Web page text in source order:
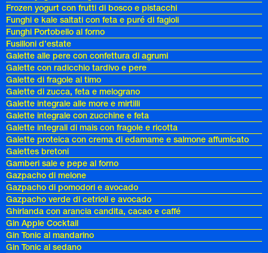
Frozen yogurt con frutti di bosco e pistacchi
Funghi e kale saltati con feta e puré di fagioli
Funghi Portobello al forno
Fusilloni d’estate
Galette alle pere con confettura di agrumi
Galette con radicchio tardivo e pere
Galette di fragole al timo
Galette di zucca, feta e melograno
Galette integrale alle more e mirtilli
Galette integrale con zucchine e feta
Galette integrali di mais con fragole e ricotta
Galette proteica con crema di edamame e salmone affumicato
Galettes bretoni
Gamberi sale e pepe al forno
Gazpacho di melone
Gazpacho di pomodori e avocado
Gazpacho verde di cetrioli e avocado
Ghirlanda con arancia candita, cacao e caffé
Gin Apple Cocktail
Gin Tonic al mandarino
Gin Tonic al sedano